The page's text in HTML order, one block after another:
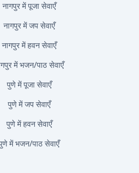
नागपुर में पूजा सेवाएँ
नागपुर में जप सेवाएँ
नागपुर में हवन सेवाएँ
में भजन/पाठ सेवाएँ
पुणे में पूजा सेवाएँ
पुणे में जप सेवाएँ
पुणे में हवन सेवाएँ
में भजन/पाठ सेवाएँ